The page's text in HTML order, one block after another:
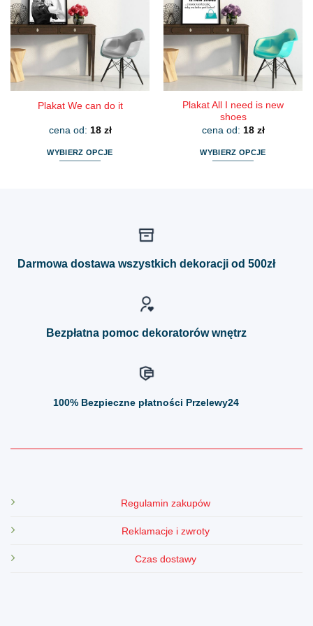
Opcje
można
wybrać
na
stronie
produktu
Opcje
można
wybrać
na
stronie
produktu
Plakat We can do it
cena od: 18 zł
WYBIERZ OPCJE
wybrać
Plakat All I need is new
shoes
cena od: 18 zł
WYBIERZ OPCJE
wybrać
Darmowa dostawa wszystkich dekoracji od 500zł
Bezpłatna pomoc dekoratorów wnętrz
100% Bezpieczne płatności Przelewy24
Regulamin zakupów
Reklamacje i zwroty
Czas dostawy